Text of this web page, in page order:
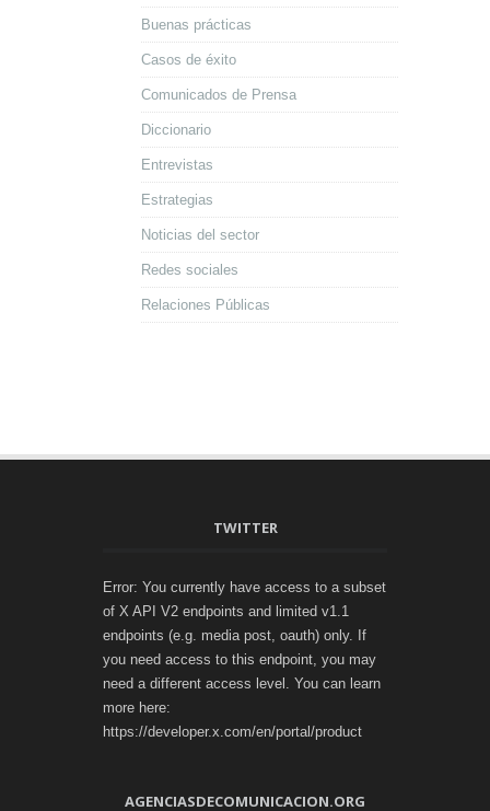
Buenas prácticas
Casos de éxito
Comunicados de Prensa
Diccionario
Entrevistas
Estrategias
Noticias del sector
Redes sociales
Relaciones Públicas
TWITTER
Error: You currently have access to a subset
of X API V2 endpoints and limited v1.1
endpoints (e.g. media post, oauth) only. If
you need access to this endpoint, you may
need a different access level. You can learn
more here:
https://developer.x.com/en/portal/product
AGENCIASDECOMUNICACION.ORG